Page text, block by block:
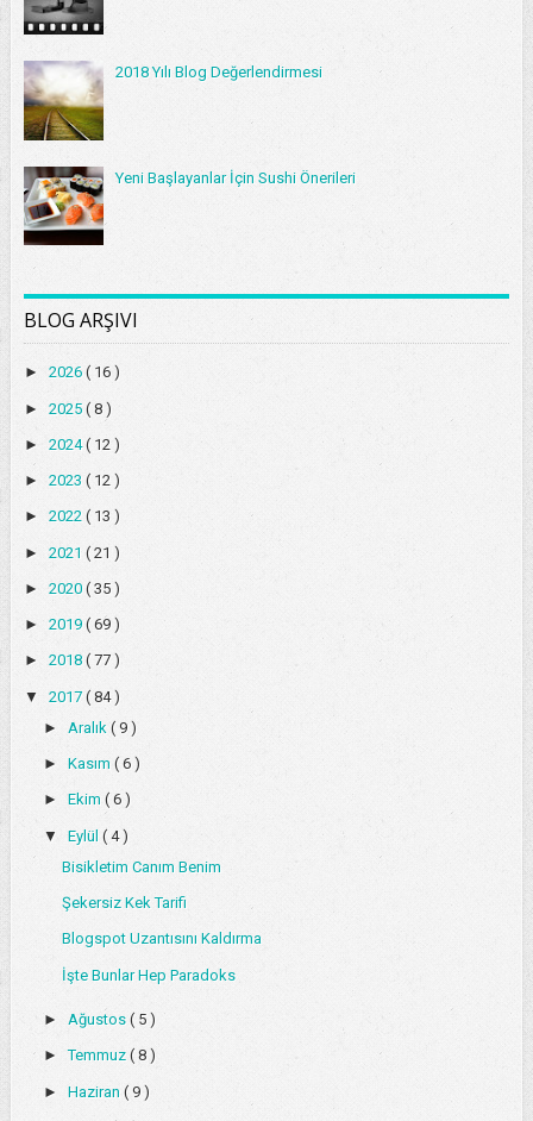
2018 Yılı Blog Değerlendirmesi
Yeni Başlayanlar İçin Sushi Önerileri
BLOG ARŞIVI
► 2026 ( 16 )
► 2025 ( 8 )
► 2024( 12 )
► 2023 ( 12 )
► 2022 ( 13 )
► 2021 ( 21 )
► 2020 ( 35 )
► 2019 ( 69 )
► 2018 ( 77 )
▼ 2017 ( 84 )
► Aralık ( 9 )
► Kasım ( 6 )
► Ekim ( 6 )
▼ Eylül ( 4 )
Bisikletim Canım Benim
Şekersiz Kek Tarifi
Blogspot Uzantısını Kaldırma
İşte Bunlar Hep Paradoks
► Ağustos ( 5 )
►Temmuz ( 8 )
► Haziran ( 9 )